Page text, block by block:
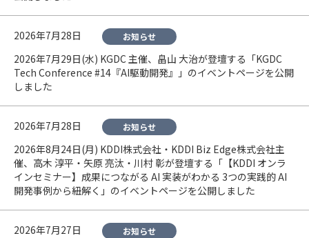
2026年7月28日 お知らせ
2026年7月29日(水) KGDC 主催、畠山 大治が登壇する「KGDC
Tech Conference #14『AI駆動開発』」のイベントページを公開
しました
2026年7月28日 お知らせ
2026年8月24日(月) KDDI株式会社・KDDI Biz Edge株式会社主
催、高木 淳平・矢原 亮汰・川村 彰が登壇する「【KDDI オンラ
インセミナー】成果につながる AI 実装がわかる 3つの実践的 AI
開発事例から紐解く」のイベントページを公開しました
2026年7月27日 お知らせ